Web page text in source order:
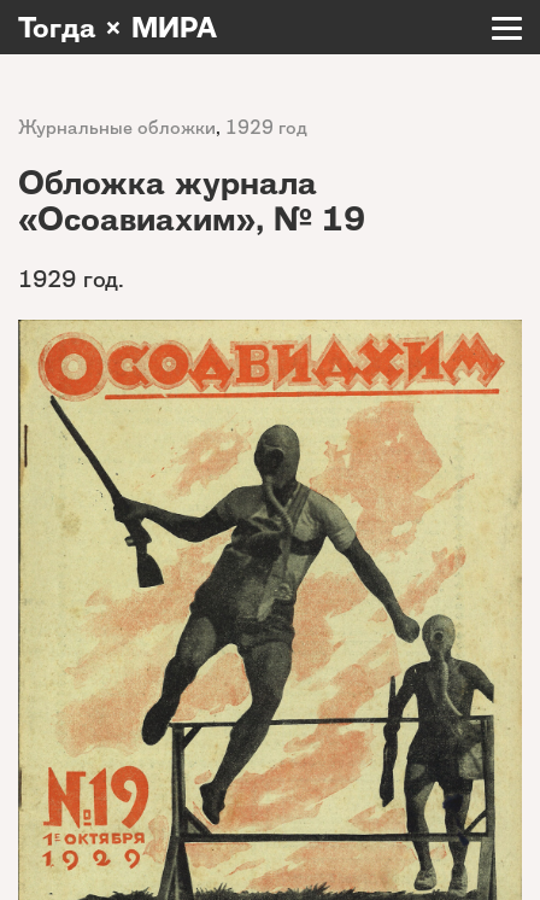
Тогда × МИРА
Журнальные обложки, 1929 год
Обложка журнала
«Осоавиахим», № 19
1929 год.